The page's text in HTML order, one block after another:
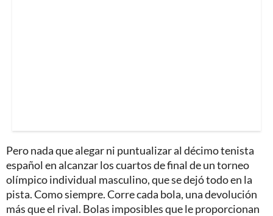
Pero nada que alegar ni puntualizar al décimo tenista
español en alcanzar los cuartos de final de un torneo
olímpico individual masculino, que se dejó todo en la
pista. Como siempre. Corre cada bola, una devolución
más que el rival. Bolas imposibles que le proporcionan